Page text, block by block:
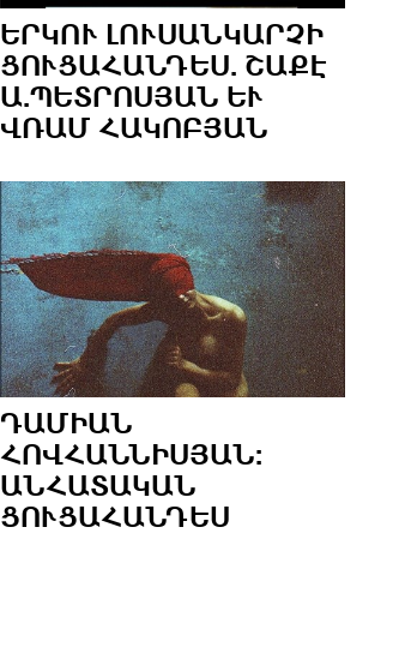
ԵՐԿՈՒ ԼՈՒՍԱՆԿԱՐՉԻ
ՑՈՒՑԱՀԱՆԴԵՍ. ՇԱՔԷ
Ա.ՊԵՏՐՈՍՅԱՆ ԵՒ Վ
ՌԱՄ ՀԱԿՈԲՅԱՆ
ԴԱՄԻԱՆ
ՀՈՎՀԱՆՆԻՍՅԱՆ:
ԱՆՀԱՏԱԿԱՆ
ՑՈՒՑԱՀԱՆԴԵՍ